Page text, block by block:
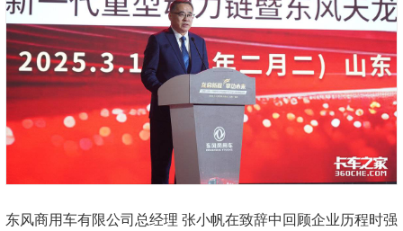
东风商用车有限公司总经理 张小帆在致辞中回顾企业历程时强